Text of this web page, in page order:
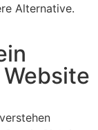
Alternative.